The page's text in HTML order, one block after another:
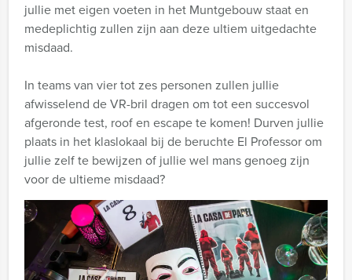
jullie met eigen voeten in het Muntgebouw staat en
medeplichtig zullen zijn aan deze ultiem uitgedachte
misdaad.
In teams van vier tot zes personen zullen jullie
afwisselend de VR-bril dragen om tot een succesvol
afgeronde test, roof en escape te komen! Durven jullie
plaats in het klaslokaal bij de beruchte El Professor om
jullie zelf te bewijzen of jullie wel mans genoeg zijn
voor de ultieme misdaad?